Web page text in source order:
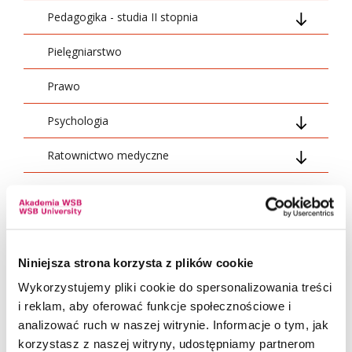
Niniejsza strona korzysta z plików cookie
Wykorzystujemy pliki cookie do spersonalizowania treści
i reklam, aby oferować funkcje społecznościowe i
analizować ruch w naszej witrynie. Informacje o tym, jak
korzystasz z naszej witryny, udostępniamy partnerom
Pedagogika - studia II stopnia
01_ogólnouczelniane
02_podstawowe
03_kierunkowe
04_specjalnościowe
07_szkolenia i praktyki
Pielęgniarstwo
Prawo
Psychologia
Ogólnouczelniane
Dyplomowanie
Praktyczne
Specjalnościowe
Ratownictwo medyczne
03 Moduł dydaktyczny
04 Moduł prawno-organizacyjny
05 Moduł kierunkowy
Transport - studia I stopnia
Transport - studia II stopnia
Zarządzanie - studia I stopnia